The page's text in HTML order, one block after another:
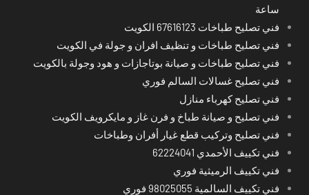
ساعة
فني تصليح طباخات 67616123 الكويت
فني تصليح طباخات و تنظيف افران و جولة في الكويت
فني تصليح طباخات و صيانة بوتاجازات و هود وجولة بالكويت
فني تصليح غسالات السالم فوري
فني تصليح كهرباء منازل
فني تصليح و صيانة طباخ و فرن غاز و مايكرويف الكويت
فني تصليح وتركيب قطع غيار أفران وطباخات
فني تكييف الأحمدي 62224041
فني تكييف الرميثية فوري
فني تكييف السالمية 98025055 فوري